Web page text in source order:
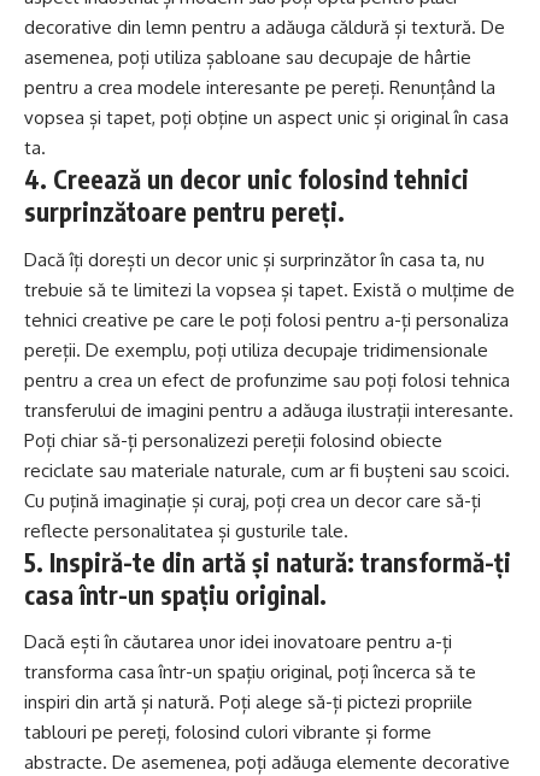
decorative din lemn pentru a adăuga căldură și textură. De
asemenea, poți utiliza șabloane sau decupaje de hârtie
pentru a crea modele interesante pe pereți. Renunțând la
vopsea și tapet, poți obține un aspect unic și original în casa
ta.
4. Creează un decor unic folosind tehnici
surprinzătoare pentru pereți.
Dacă îți dorești un decor unic și surprinzător în casa ta, nu
trebuie să te limitezi la vopsea și tapet. Există o mulțime de
tehnici creative pe care le poți folosi pentru a-ți personaliza
pereții. De exemplu, poți utiliza decupaje tridimensionale
pentru a crea un efect de profunzime sau poți folosi tehnica
transferului de imagini pentru a adăuga ilustrații interesante.
Poți chiar să-ți personalizezi pereții folosind obiecte
reciclate sau materiale naturale, cum ar fi bușteni sau scoici.
Cu puțină imaginație și curaj, poți crea un decor care să-ți
reflecte personalitatea și gusturile tale.
5. Inspiră-te din artă și natură: transformă-ți
casa într-un spațiu original.
Dacă ești în căutarea unor idei inovatoare pentru a-ți
transforma casa într-un spațiu original, poți încerca să te
inspiri din artă și natură. Poți alege să-ți pictezi propriile
tablouri pe pereți, folosind culori vibrante și forme
abstracte. De asemenea, poți adăuga elemente decorative